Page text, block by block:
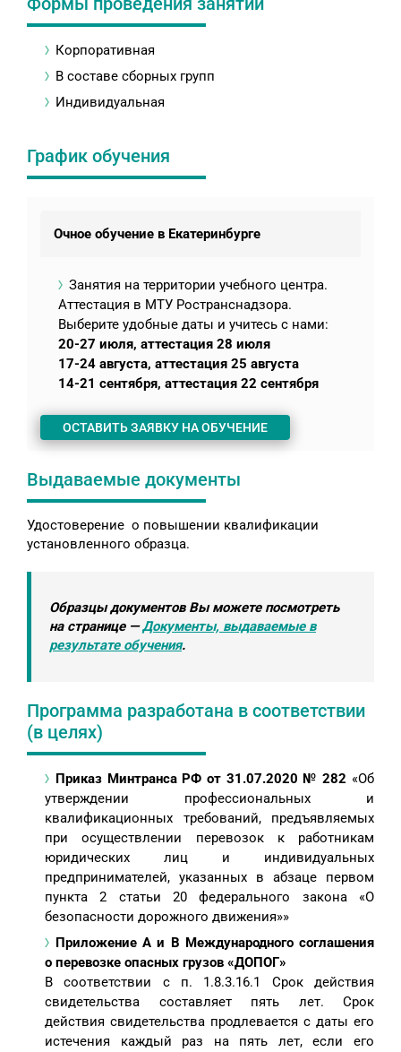
Корпоративная
В составе сборных групп
Индивидуальная
График обучения
Очное обучение в Екатеринбурге
Занятия на территории учебного центра.
Аттестация в МТУ Ространснадзора.
Выберите удобные даты и учитесь с нами:
20-27 июля, аттестация 28 июля
17-24 августа, аттестация 25 августа
14-21 сентября, аттестация 22 сентября
ОСТАВИТЬ ЗАЯВКУ НА ОБУЧЕНИЕ
Выдаваемые документы
Удостоверение о повышении квалификации
установленного образца.
Образцы документов Вы можете посмотреть
на странице —Документы, выдаваемые в
результате обучения.
Программа разработана в соответствии
(в целях)
Приказ Минтранса РФ от 31.07.2020 № 282 «Об
утверждении профессиональных и
квалификационных требований, предъявляемых
при осуществлении перевозок к работникам
юридических лиц и индивидуальных
предпринимателей, указанных в абзаце первом
пункта 2 статьи 20 федерального закона «О
безопасности дорожного движения»»
Приложение А и В Международного соглашения
о перевозке опасных грузов «ДОПОГ»
В соответствии с п. 1.8.3.16.1 Срок действия
свидетельства составляет пять лет. Срок
действия свидетельства продлевается с даты его
истечения каждый раз на пять лет, если его